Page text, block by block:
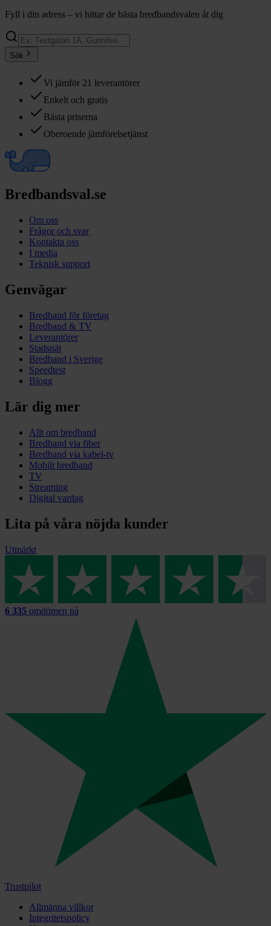
Fyll i din adress – vi hittar de bästa bredbandsvalen åt dig
Sök
Vi jämför 21 leverantörer
Enkelt och gratis
Bästa priserna
Oberoende jämförelsetjänst
Bredbandsval.se
Om oss
Frågor och svar
Kontakta oss
I media
Teknisk support
Genvägar
Bredband för företag
Bredband & TV
Leverantörer
Stadsnät
Bredband i Sverige
Speedtest
Blogg
Lär dig mer
Allt om bredband
Bredband via fiber
Bredband via kabel-tv
Mobilt bredband
TV
Streaming
Digital vardag
Lita på våra nöjda kunder
Utmärkt
6 335 omdömen på
Trustpilot
Allmänna villkor
Integritetspolicy